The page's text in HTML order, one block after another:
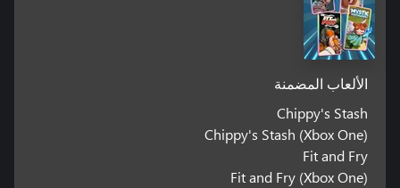
الألعاب المضمنة
Chippy's Stash
Chippy's Stash (Xbox One)
Fit and Fry
Fit and Fry (Xbox One)